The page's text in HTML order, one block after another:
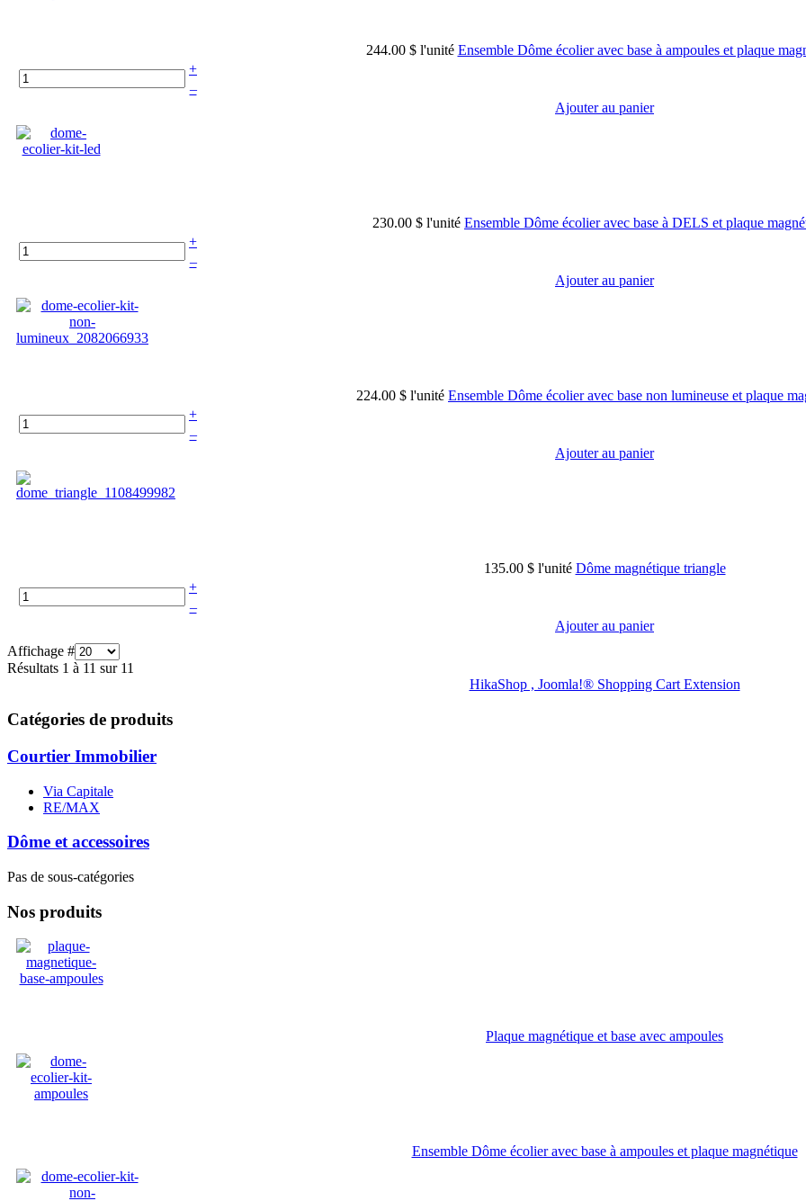
244.00 $ l'unité Ensemble Dôme écolier avec base à ampoules et plaque
+
–
Ajouter au panier
230.00 $ l'unité Ensemble Dôme écolier avec base à DELS et plaque
+
–
Ajouter au panier
224.00 $ l'unité Ensemble Dôme écolier avec base non lumineuse et plaque
+
–
Ajouter au panier
135.00 $ l'unité Dôme magnétique triangle
+
–
Ajouter au panier
Affichage #
Résultats 1 à 11 sur 11
HikaShop , Joomla!® Shopping Cart Extension
Catégories de produits
Courtier Immobilier
Via Capitale
RE/MAX
Dôme et accessoires
Pas de sous-catégories
Nos produits
Plaque magnétique et base avec ampoules
Ensemble Dôme écolier avec base à ampoules et plaque magnétique